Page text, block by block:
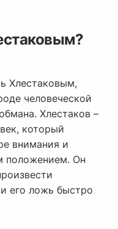
Хлестаковым,
человеческой
Хлестаков –
который
внимания и
положением. Он
его ложь быстро